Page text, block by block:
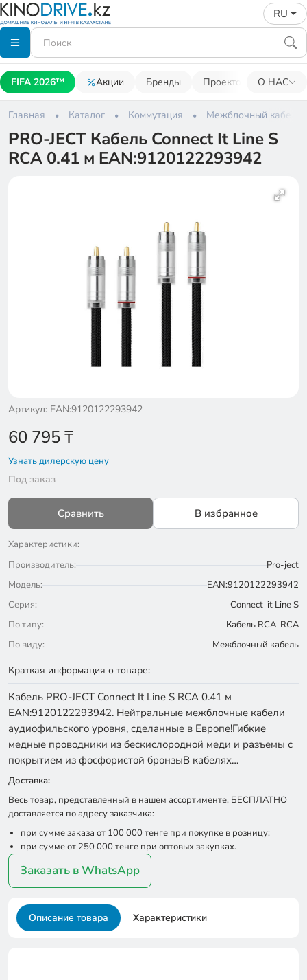
RU
FIFA 2026™ Акции Бренды Проекторы О НАС
Главная Каталог Коммутация Межблочный кабель
PRO-JECT Кабель Connect It Line S
RCA 0.41 м EAN:9120122293942
Артикул: EAN:9120122293942
60 795₸
Узнать дилерскую цену
Под заказ
Сравнить В избранное
Характеристики:
Производитель:
Pro-ject
Модель:
EAN:9120122293942
Серия:
Connect-it Line S
По типу:
Кабель RCA-RCA
По виду:
Межблочный кабель
Краткая информация о товаре:
Кабель PRO-JECT Connect It Line S RCA 0.41 м
EAN:9120122293942. Нейтральные межблочные кабели
аудиофильского уровня, сделанные в Европе!Гибкие
медные проводники из бескислородной меди и разъемы с
покрытием из фосфористой бронзыВ кабелях…
Доставка:
Весь товар, представленный в нашем ассортименте, БЕСПЛАТНО
доставляется по адресу заказчика:
при сумме заказа от 100 000 тенге при покупке в розницу;
при сумме от 250 000 тенге при оптовых закупках.
Заказать в WhatsApp
Описание товара Характеристики